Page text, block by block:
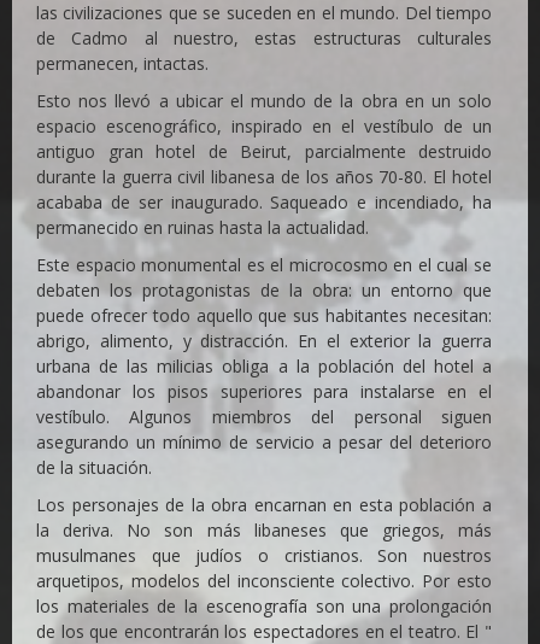
las civilizaciones que se suceden en el mundo. Del tiempo
de Cadmo al nuestro, estas estructuras culturales
permanecen, intactas.
Esto nos llevó a ubicar el mundo de la obra en un solo
espacio escenográfico, inspirado en el vestíbulo de un
antiguo gran hotel de Beirut, parcialmente destruido
durante la guerra civil libanesa de los años 70-80. El hotel
acababa de ser inaugurado. Saqueado e incendiado, ha
permanecido en ruinas hasta la actualidad.
Este espacio monumental es el microcosmo en el cual se
debaten los protagonistas de la obra: un entorno que
puede ofrecer todo aquello que sus habitantes necesitan:
abrigo, alimento, y distracción. En el exterior la guerra
urbana de las milicias obliga a la población del hotel a
abandonar los pisos superiores para instalarse en el
vestíbulo. Algunos miembros del personal siguen
asegurando un mínimo de servicio a pesar del deterioro
de la situación.
Los personajes de la obra encarnan en esta población a
la deriva. No son más libaneses que griegos, más
musulmanes que judíos o cristianos. Son nuestros
arquetipos, modelos del inconsciente colectivo. Por esto
los materiales de la escenografía son una prolongación
de los que encontrarán los espectadores en el teatro. El "